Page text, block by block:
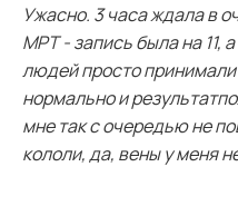
Ужасно. 3 часа ждала в
МРТ - запись была на 11,
людей просто
нормально и
мне так с очередью не
кололи, да, вены у меня